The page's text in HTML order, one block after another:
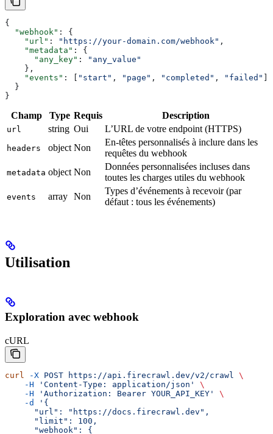
{
  "webhook"
: {
    "url"
: "https://your-domain.com/webhook" ,
    "metadata"
: {
      "any_key"
:
"any_value"
    },
    "events"
: [ "start" , "page" , "completed" , "failed"
  }
}
Champ Type Requis Description
url string Oui L’URL de votre endpoint (HTTPS)
headers object Non
En-têtes personnalisés à inclure dans les
requêtes du webhook
metadata object Non
Données personnalisées incluses dans
toutes les charges utiles du webhook
events array Non
Types d’événements à recevoir (par
défaut : tous les événements)
Utilisation
Exploration avec webhook
cURL
curl -X POST https://api.firecrawl.dev/v2/crawl
\
    -H
'Content-Type: application/json'
\
    -H
'Authorization: Bearer YOUR_API_KEY'
\
    -d
'{
      "url": "https://docs.firecrawl.dev",
      "limit": 100,
      "webhook": {